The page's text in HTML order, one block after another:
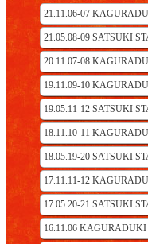
21.11.06-07
21.05.08-09 SATSUKI
20.11.07-08
19.11.09-10
19.05.11-12 SATSUKI
18.11.10-11
18.05.19-20 SATSUKI
17.11.11-12
17.05.20-21 SATSUKI
16.11.06 KAGURADUKI